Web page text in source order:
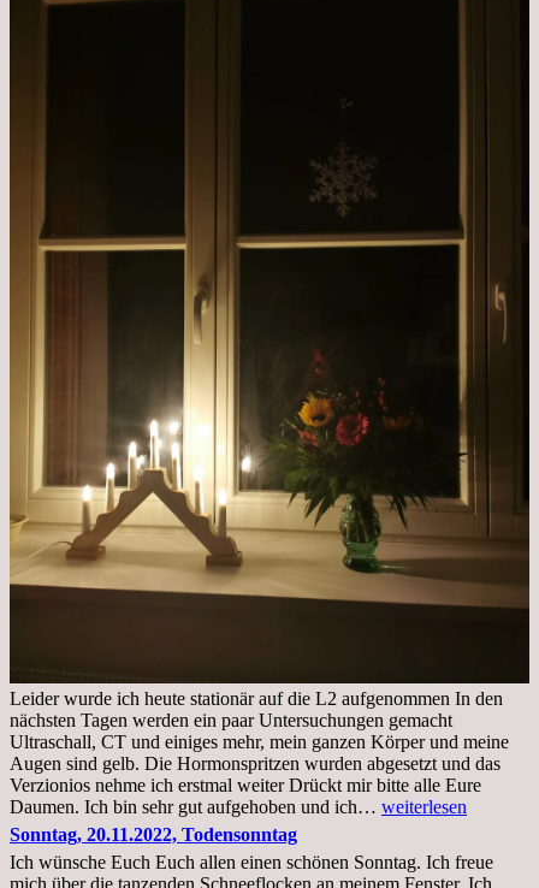
Leider wurde ich heute stationär auf die L2 aufgenommen In den
nächsten Tagen werden ein paar Untersuchungen gemacht
Ultraschall, CT und einiges mehr, mein ganzen Körper und meine
Augen sind gelb. Die Hormonspritzen wurden abgesetzt und das
Verzionios nehme ich erstmal weiter Drückt mir bitte alle Eure
Daumen. Ich bin sehr gut aufgehoben und ich… Mittwoch.
Krankenhaus
weiterlesen
Sonntag, 20.11.2022, Todensonntag
Ich wünsche Euch Euch allen einen schönen Sonntag. Ich freue
mich über die tanzenden Schneeflocken an meinem Fenster. Ich